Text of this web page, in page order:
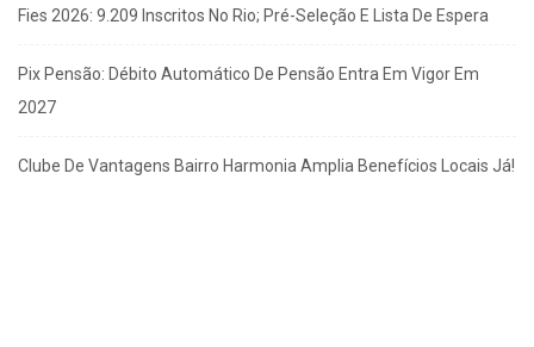
Fies 2026: 9.209 Inscritos No Rio; Pré-Seleção E Lista De Espera
Pix Pensão: Débito Automático De Pensão Entra Em Vigor Em
2027
Clube De Vantagens Bairro Harmonia Amplia Benefícios Locais Já!